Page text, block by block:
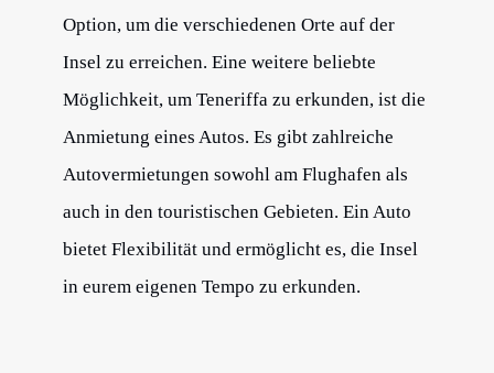
Option, um die verschiedenen Orte auf der
Insel zu erreichen. Eine weitere beliebte
Möglichkeit, um Teneriffa zu erkunden, ist die
Anmietung eines Autos. Es gibt zahlreiche
Autovermietungen sowohl am Flughafen als
auch in den touristischen Gebieten. Ein Auto
bietet Flexibilität und ermöglicht es, die Insel
in eurem eigenen Tempo zu erkunden.